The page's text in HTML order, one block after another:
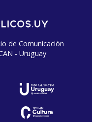
de Comunicación
- Uruguay